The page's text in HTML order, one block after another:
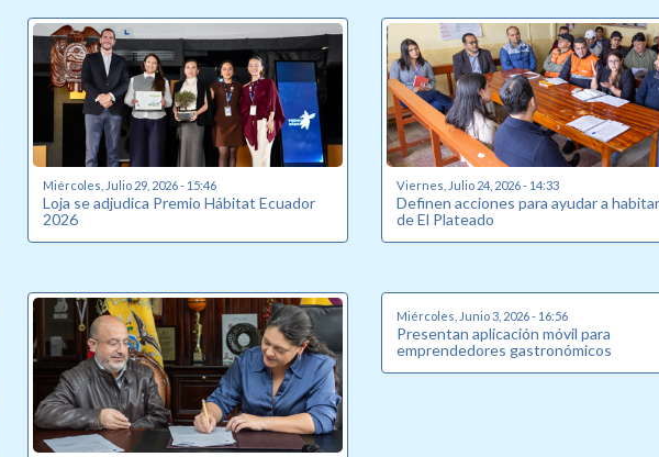
Miércoles, Julio 29, 2026 - 15:46
Loja se adjudica Premio Hábitat Ecuador
2026
Viernes, Julio 24, 2026 - 14:33
Definen acciones para ayudar a
de El Plateado
Miércoles, Junio 3, 2026 - 16:56
Presentan aplicación móvil para
emprendedores gastronómicos